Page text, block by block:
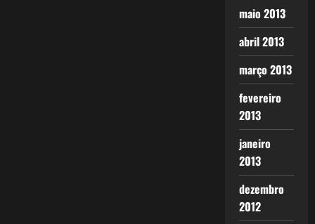
maio 2013
abril 2013
março 2013
fevereiro
2013
janeiro
2013
dezembro
2012